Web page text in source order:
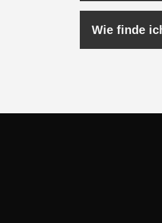
Wie finde